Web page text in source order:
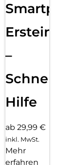
–
Schnelle
Hilfe
ab 29,99 €
inkl. MwSt.
Mehr
erfahren